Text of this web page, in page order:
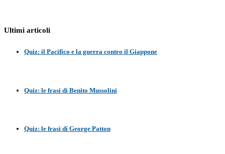
Ultimi articoli
Quiz: il Pacifico e la guerra contro il Giappone
Quiz: le frasi di Benito Mussolini
Quiz: le frasi di George Patton